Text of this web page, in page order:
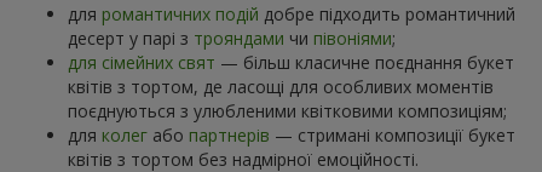
для романтичних подій добре підходить романтичний
десерт у парі з трояндами чи півоніями;
для сімейних свят — більш класичне поєднання букет
квітів з тортом, де ласощі для особливих моментів
поєднуються з улюбленими квітковими композиціям;
для колег або партнерів — стримані композиції букет
квітів з тортом без надмірної емоційності.